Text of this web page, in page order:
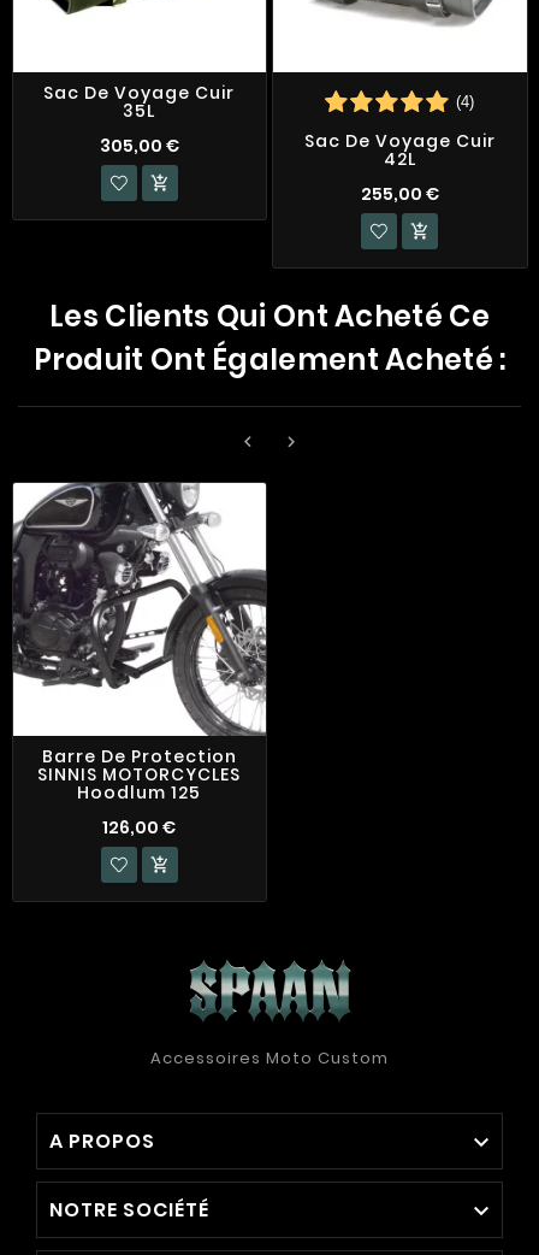
Sac De Voyage Cuir
35L
305,00 €

(4)
Sac De Voyage Cuir
42L
255,00 €

Les Clients Qui Ont Acheté Ce
Produit Ont Également Acheté :
 
Barre De Protection
SINNIS MOTORCYCLES
Hoodlum 125
126,00 €

Accessoires Moto Custom
A PROPOS 
NOTRE SOCIÉTÉ 